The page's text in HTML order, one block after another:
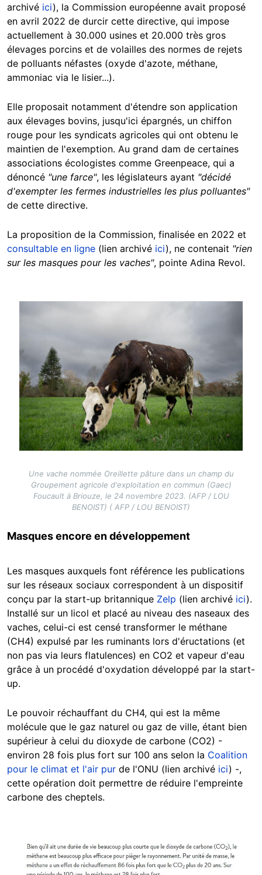
archivé ici), la Commission européenne avait proposé
en avril 2022 de durcir cette directive, qui impose
actuellement à 30.000 usines et 20.000 très gros
élevages porcins et de volailles des normes de rejets
de polluants néfastes (oxyde d'azote, méthane,
ammoniac via le lisier...).
Elle proposait notamment d'étendre son application
aux élevages bovins, jusqu'ici épargnés, un chiffon
rouge pour les syndicats agricoles qui ont obtenu le
maintien de l'exemption. Au grand dam de certaines
associations écologistes comme Greenpeace, qui a
dénoncé "une farce", les législateurs ayant "décidé
d'exempter les fermes industrielles les plus polluantes"
de cette directive.
La proposition de la Commission, finalisée en 2022 et
consultable en ligne (lien archivé ici), ne contenait "rien
sur les masques pour les vaches", pointe Adina Revol.
Une vache nommée Oreillette pâture dans un champ du
Groupement agricole d'exploitation en commun (Gaec)
Foucault à Briouze, le 24 novembre 2023. (AFP / LOU
BENOIST) ( AFP / LOU BENOIST)
Masques encore en développement
Les masques auxquels font référence les publications
sur les réseaux sociaux correspondent à un dispositif
conçu par la start-up britannique Zelp (lien archivé ici).
Installé sur un licol et placé au niveau des naseaux des
vaches, celui-ci est censé transformer le méthane
(CH4) expulsé par les ruminants lors d'éructations (et
non pas via leurs flatulences) en CO2 et vapeur d'eau
grâce à un procédé d'oxydation développé par la start-
up.
Le pouvoir réchauffant du CH4, qui est la même
molécule que le gaz naturel ou gaz de ville, étant bien
supérieur à celui du dioxyde de carbone (CO2) -
environ 28 fois plus fort sur 100 ans selon la Coalition
pour le climat et l'air pur de l'ONU (lien archivé ici) -,
cette opération doit permettre de réduire l'empreinte
carbone des cheptels.
Image